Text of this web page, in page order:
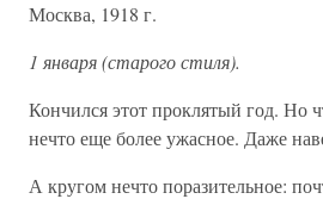
Москва, 1918 г.
1 января (старого стиля).
Кончился этот проклятый год. Но
нечто еще более ужасное. Даже
А кругом нечто поразительное: